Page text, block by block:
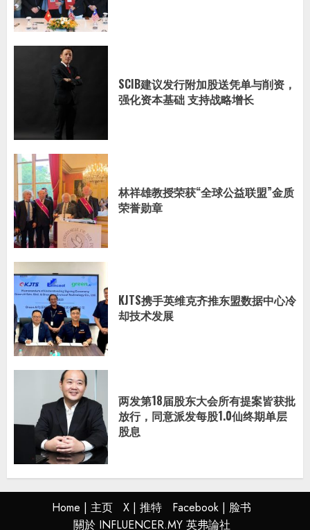
SCIB建议发行附加股送凭单与削资，
强化资本基础 支持战略增长
林祥雄教授荣获“全球公益联盟”金质
荣誉勋章
KJTS携手英维克齐推东盟数据中心冷
却技术发展
两发第18届股东大会所有提案皆获批
放行，同意派发每股1.0仙终期单层
股息
Home | 主页 X | 推特
Facebook | 脸书
關於 INFLUENCER.MY 英弗論社